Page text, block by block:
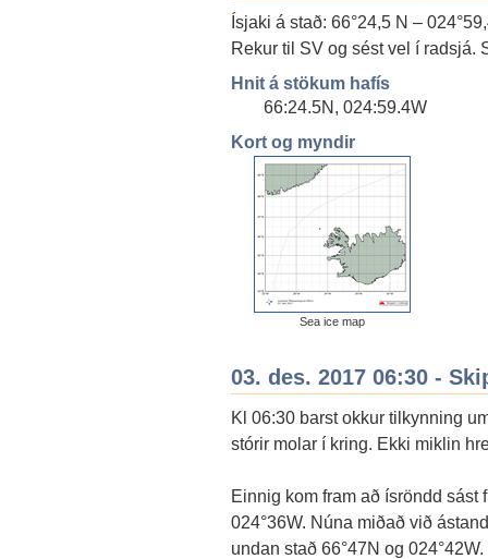
Ísjaki á stað: 66°24,5 N –
Rekur til SV og sést vel í radsjá.
Hnit á stökum hafís
66:24.5N, 024:59.4W
Kort og myndir
Sea ice map
03. des. 2017 06:30 -
Kl 06:30 barst okkur tilkynning
stórir molar í kring. Ekki miklin
Einnig kom fram að ísröndd
024°36W. Núna miðað við
undan stað 66°47N og